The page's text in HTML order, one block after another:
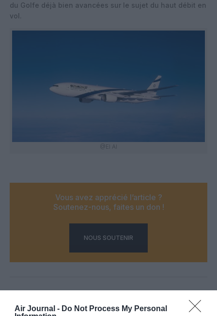
Air Journal - Do Not Process My Personal
du Golfe déjà bien avancées sur le sujet du haut débit en
vol.
@El Al
Vous avez apprécié l’article ?
Soutenez-nous, faites un don !
NOUS SOUTENIR